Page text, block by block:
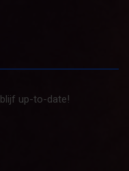
up-to-date!